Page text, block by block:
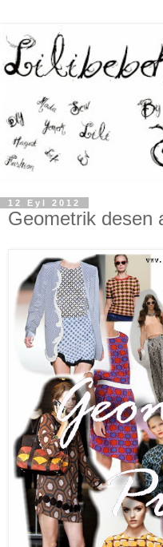
12 Eyl 2012
Geometrik desen